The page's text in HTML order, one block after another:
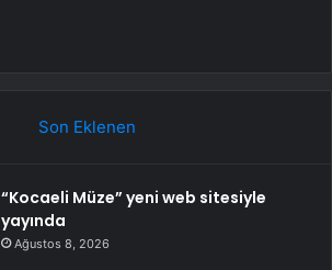
Son Eklenen
“Kocaeli Müze” yeni web sitesiyle
yayında
Ağustos 8, 2026